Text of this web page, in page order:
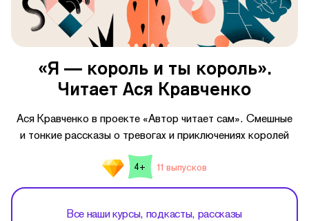
«Я — король и ты король».
Читает Ася Кравченко
Ася Кравченко в проекте «Автор читает сам». Смешные
и тонкие рассказы о тревогах и приключениях королей
4+ 11 выпусков
Все наши курсы, подкасты, рассказы